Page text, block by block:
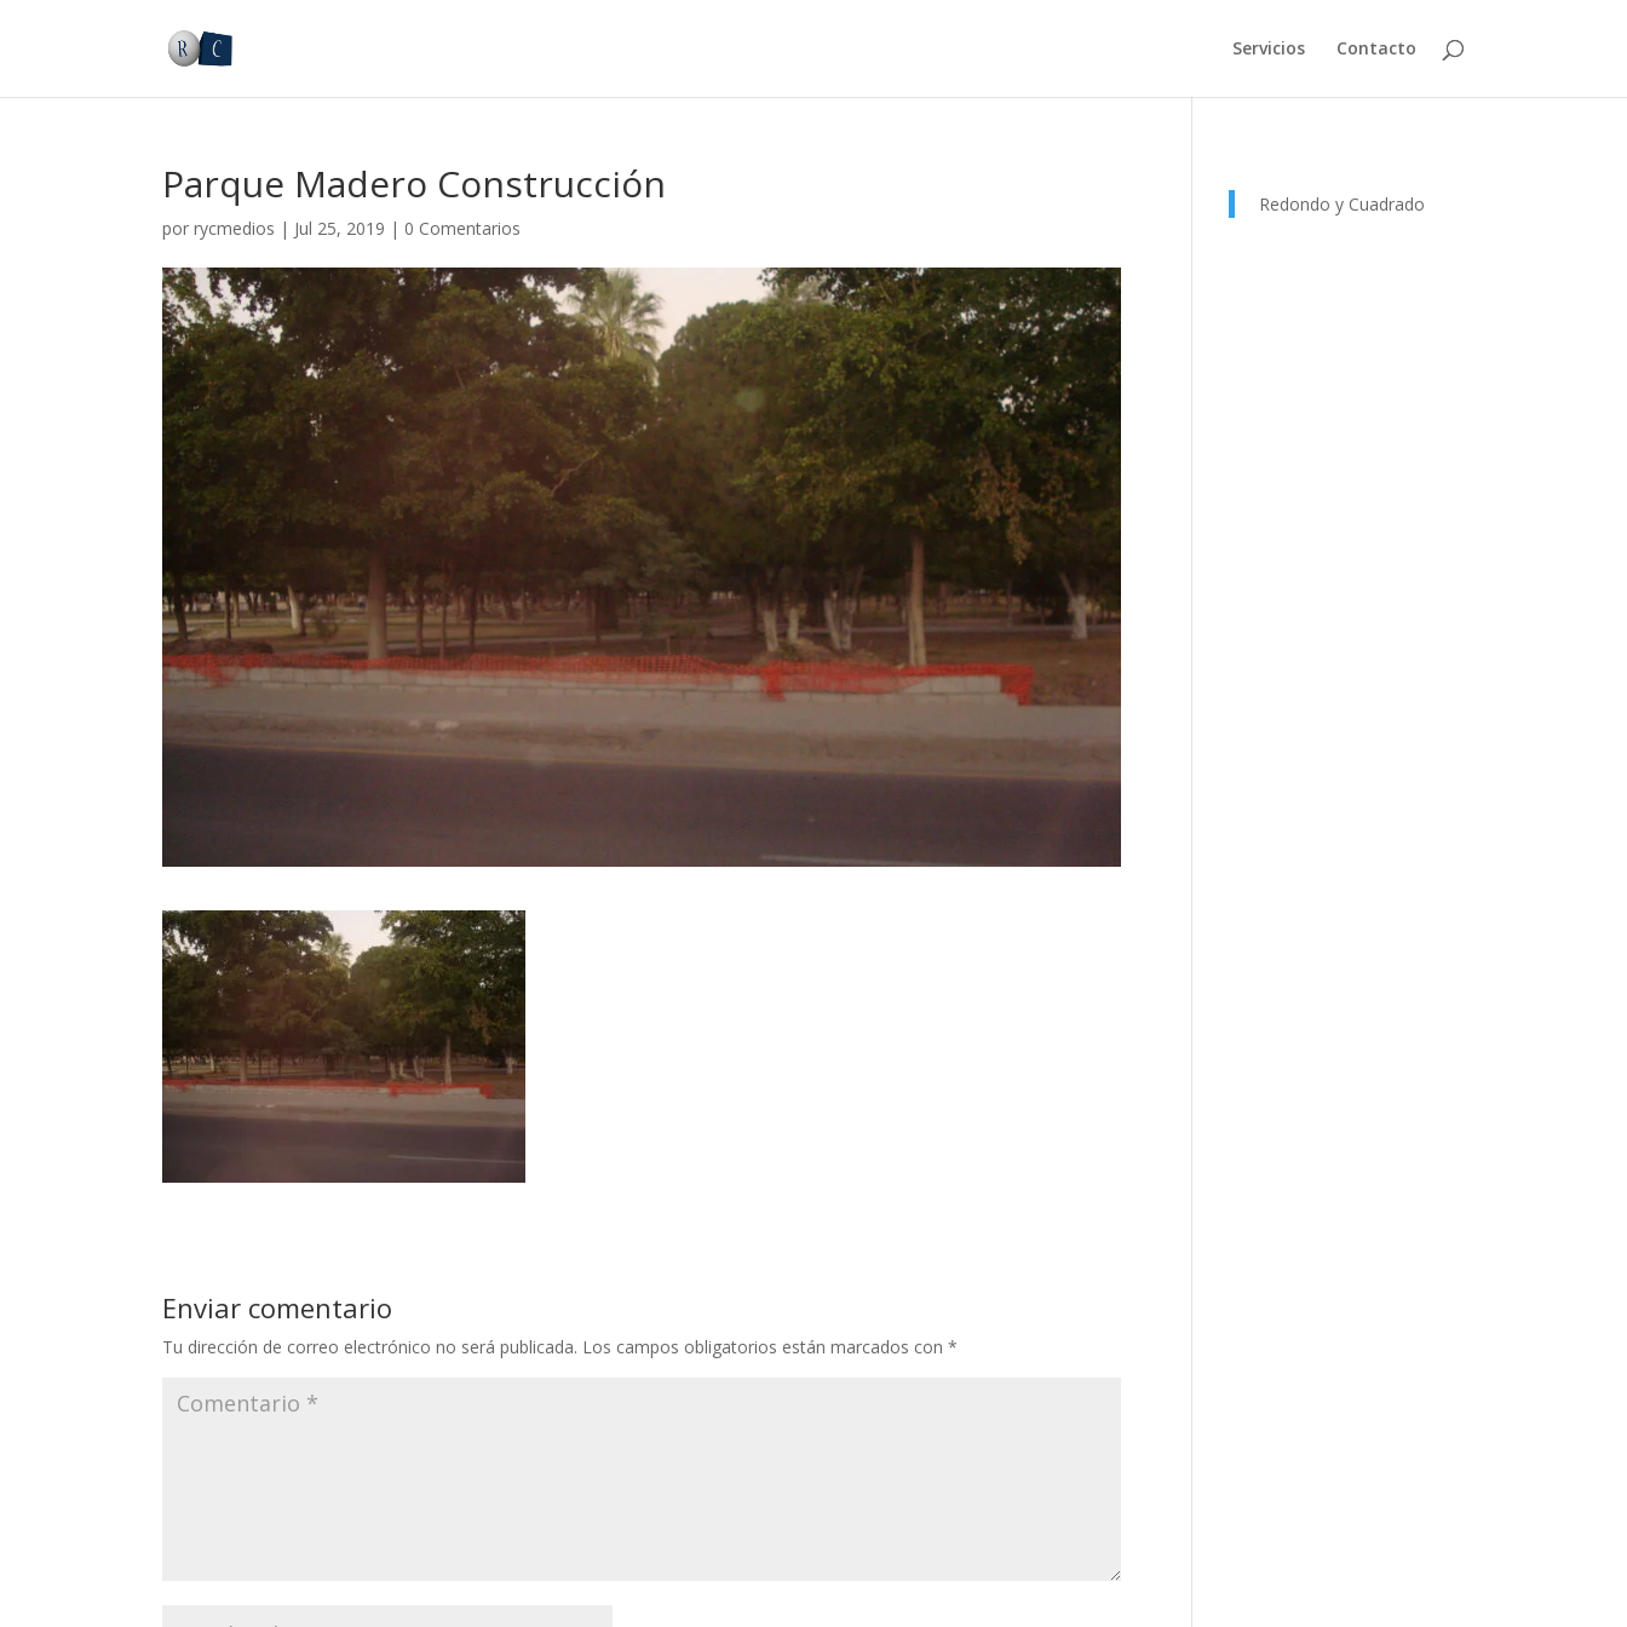
Servicios Contacto
Parque Madero Construcción
porrycmedios | Jul 25, 2019 | 0 Comentarios
Enviar comentario
Tu dirección de correo electrónico no será publicada. Los campos obligatorios están marcados con*
Redondo y Cuadrado